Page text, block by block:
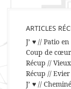
ARTICLES
J’ ♥ // Patio
Coup de
Récup //
Récup //
J’ ♥ //